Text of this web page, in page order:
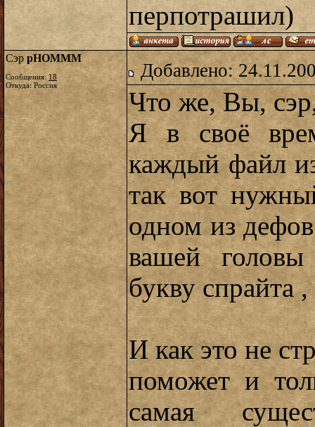
перпотрашил)
Сэр pHOMMM
Сообщения: 18
Откуда: Россия
Добавлено:
Что же, Вы,
Я в своё
каждый файл
так вот
одном из
вашей
букву спрайта
И как это не
поможет и
самая